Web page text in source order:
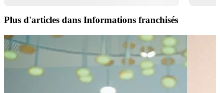
Plus d'articles dans Informations franchisés